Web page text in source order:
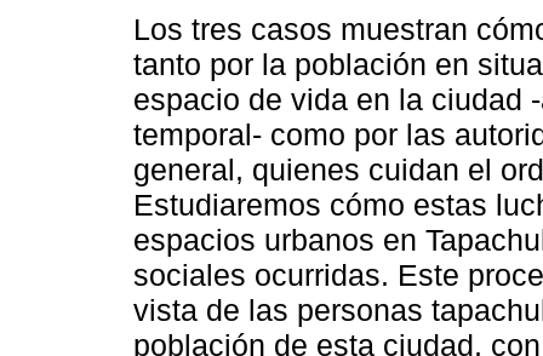
Los tres casos muestran
tanto por la población en
espacio de vida en la ciudad
temporal- como por las
general, quienes cuidan el
Estudiaremos cómo estas
espacios urbanos en
sociales ocurridas. Este
vista de las personas
población de esta ciudad,